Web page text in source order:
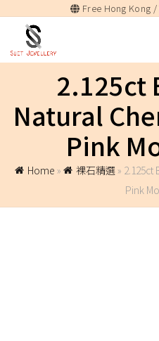
Free Hong Kong
2.125ct
Natural
Pink
Home » 裸石精選» 2.125ct
Pink